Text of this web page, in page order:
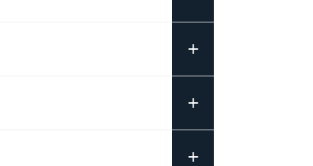
+
+
+